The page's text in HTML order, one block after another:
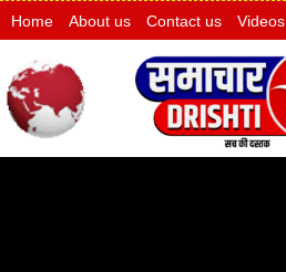
Home About us Contact us Videos